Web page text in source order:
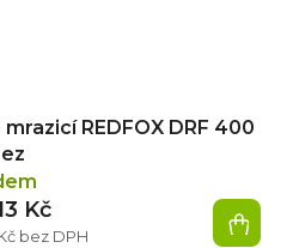
REDFOX DRF 400
bez DPH
Kč